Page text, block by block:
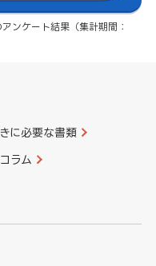
ンケート結果（集計期間：
に必要な書類
ラム